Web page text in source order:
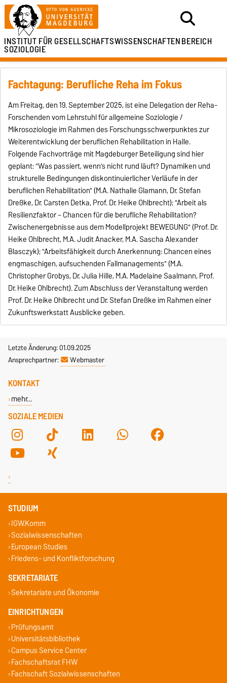
INSTITUT FÜRGESELLSCHAFTSWISSENSCHAFTENBEREICH
SOZIOLOGIE
Fachtagung: Berufliche Reha im Fokus
Am Freitag, den 19. September 2025, ist eine Delegation der Reha-
Forschenden vom Lehrstuhl für allgemeine Soziologie /
Mikrosoziologie im Rahmen des Forschungsschwerpunktes zur
Weiterentwicklung der beruflichen Rehabilitation in Halle.
Folgende Fachvorträge mit Magdeburger Beteiligung sind hier
geplant: "Was passiert, wenn’s nicht rund läuft? Dynamiken und
strukturelle Bedingungen diskontinuierlicher Verläufe in der
beruflichen Rehabilitation" (M.A. Nathalie Glamann, Dr. Stefan
Dreßke, Dr. Carsten Detka, Prof. Dr. Heike Ohlbrecht); "Arbeit als
Resilienzfaktor – Chancen für die berufliche Rehabilitation?
Zwischenergebnisse aus dem Modellprojekt BEWEGUNG" (Prof. Dr.
Heike Ohlbrecht, M.A. Judit Anacker, M.A. Sascha Alexander
Blasczyk); "Arbeitsfähigkeit durch Anerkennung: Chancen eines
engmaschigen, aufsuchenden Fallmanagements" (M.A.
Christopher Grobys, Dr. Julia Hille, M.A. Madelaine Saalmann, Prof.
Dr. Heike Ohlbrecht). Zum Abschluss der Veranstaltung werden
Prof. Dr. Heike Ohlbrecht und Dr. Stefan Dreßke im Rahmen einer
Zukunftswerkstatt Ausblicke geben.
Letzte Änderung: 01.09.2025
Ansprechpartner:
Webmaster
SOZIALE MEDIEN
KONTAKT
mehr…
STUDIUM
IGW.Komm
Sozialwissenschaften
European Studies
Friedens- und Konfliktforschung
SEKRETARIATE
Sekretariate und Ökonomie
EINRICHTUNGEN
Prüfungsamt
Universitätsbibliothek
Campus Service Center
Fachschaftsrat FHW
Fachschaft Sozialwissenschaften